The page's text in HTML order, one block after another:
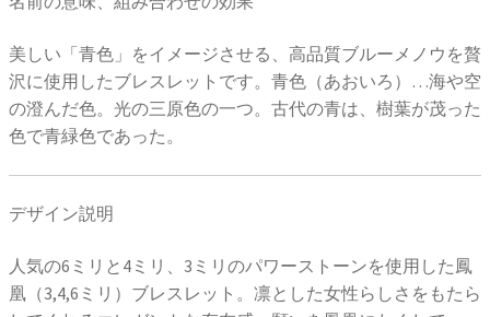
美しい「青色」をイメージさせる、高品質ブルーメノウを贅
沢に使用したブレスレットです。青色（あおいろ）…海や空
の澄んだ色。光の三原色の一つ。古代の青は、樹葉が茂った
色で青緑色であった。
デザイン説明
人気の6ミリと4ミリ、3ミリのパワーストーンを使用した鳳
凰（3,4,6ミリ）ブレスレット。凛とした女性らしさをもたら